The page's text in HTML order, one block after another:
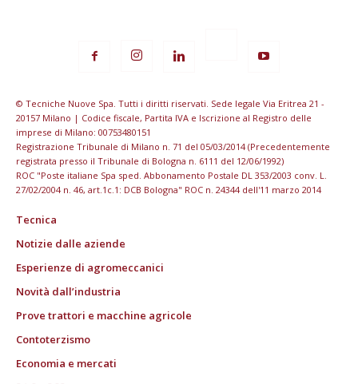
© Tecniche Nuove Spa. Tutti i diritti riservati. Sede legale Via Eritrea 21 -
20157 Milano | Codice fiscale, Partita IVA e Iscrizione al Registro delle
imprese di Milano: 00753480151
Registrazione Tribunale di Milano n. 71 del 05/03/2014 (Precedentemente
registrata presso il Tribunale di Bologna n. 6111 del 12/06/1992)
ROC "Poste italiane Spa sped. Abbonamento Postale DL 353/2003 conv. L.
27/02/2004 n. 46, art.1c.1: DCB Bologna" ROC n. 24344 dell'11 marzo 2014
Tecnica
Notizie dalle aziende
Esperienze di agromeccanici
Novità dall’industria
Prove trattori e macchine agricole
Contoterzismo
Economia e mercati